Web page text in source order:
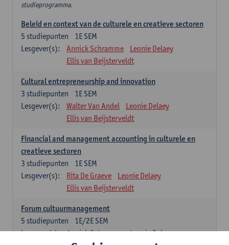
studieprogramma.
Beleid en context van de culturele en creatieve sectoren
1E SEM
5 studiepunten
Lesgever(s):
Annick Schramme
Leonie Delaey
Ellis van Beijsterveldt
Cultural entrepreneurship and innovation
1E SEM
3 studiepunten
Lesgever(s):
Walter Van Andel
Leonie Delaey
Ellis van Beijsterveldt
Financial and management accounting in culturele en
creatieve sectoren
1E SEM
3 studiepunten
Lesgever(s):
Rita De Graeve
Leonie Delaey
Ellis van Beijsterveldt
Forum cultuurmanagement
1E/2E SEM
5 studiepunten
Lesgever(s):
Annick Schramme
Leonie Delaey